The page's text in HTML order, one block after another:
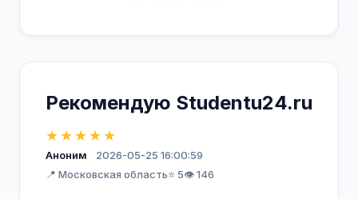
Рекомендую Studentu24.ru
★★★★★
Аноним
2026-05-25 16:00:59
📍 Московская область⭐ 5👁️ 146